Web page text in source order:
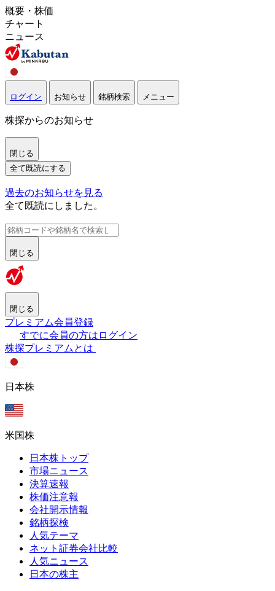
概要・株価
チャート
ニュース
ログイン お知らせ 銘柄検索 メニュー
株探からのお知らせ
閉じる
全て既読にする
過去のお知らせを見る
全て既読にしました。
閉じる
閉じる
プレミアム会員登録
すでに会員の方はログイン
株探プレミアムとは
日本株
米国株
日本株トップ
市場ニュース
決算速報
株価注意報
会社開示情報
銘柄探検
人気テーマ
ネット証券会社比較
人気ニュース
日本の株主